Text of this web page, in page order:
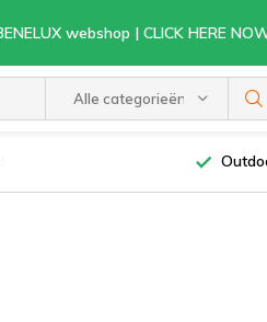
Alle categorieën
webshop | CLICK HERE